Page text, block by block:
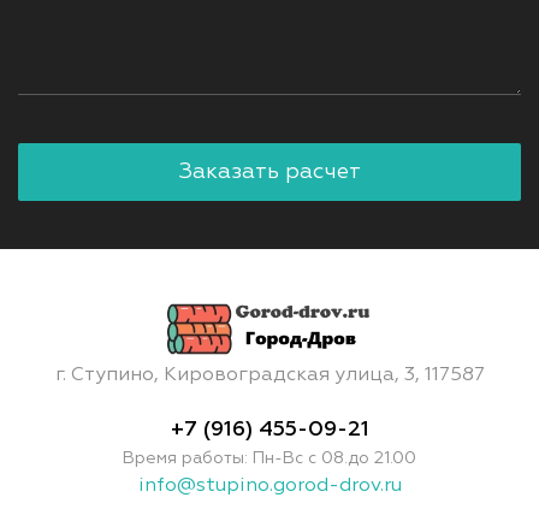
г. Ступино, Кировоградская улица, 3, 117587
+7 (916) 455-09-21
Время работы: Пн-Вс с 08.до 21.00
info@stupino.gorod-drov.ru